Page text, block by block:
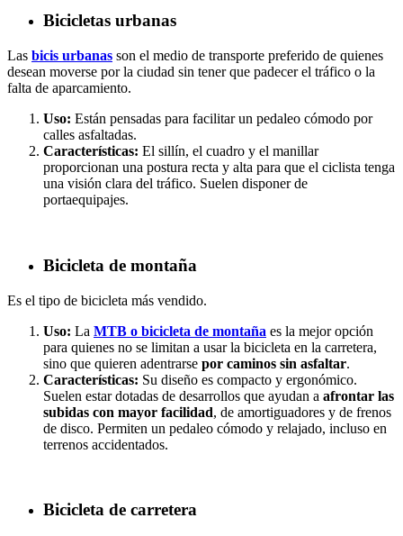
Bicicletas urbanas
Las bicis urbanas son el medio de transporte preferido de quienes
desean moverse por la ciudad sin tener que padecer el tráfico o la
falta de aparcamiento.
Uso: Están pensadas para facilitar un pedaleo cómodo por
calles asfaltadas.
Características: El sillín, el cuadro y el manillar
proporcionan una postura recta y alta para que el ciclista tenga
una visión clara del tráfico. Suelen disponer de
portaequipajes.
Bicicleta de montaña
Es el tipo de bicicleta más vendido.
Uso: La MTB o bicicleta de montaña es la mejor opción
para quienes no se limitan a usar la bicicleta en la carretera,
sino que quieren adentrarse por caminos sin asfaltar.
Características: Su diseño es compacto y ergonómico.
Suelen estar dotadas de desarrollos que ayudan a afrontar las
subidas con mayor facilidad, de amortiguadores y de frenos
de disco. Permiten un pedaleo cómodo y relajado, incluso en
terrenos accidentados.
Bicicleta de carretera